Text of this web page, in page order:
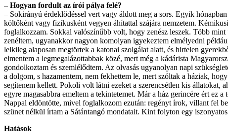
– Hogyan fordult az írói pálya felé?
– Sokirányú érdeklődéssel vert vagy áldott meg a sors. Egyik
költőként vagy fizikusként vegyen áhítattal szájára nemzetem.
foglalkozzam. Sokkal valószínűbb volt, hogy zenész leszek. Több mint
zenéltem, ugyanakkor nagyon komolyan igyekeztem elmélyedni
lelkileg alaposan megtörtek a katonai szolgálat alatt, és hirtelen
elmentem a legmegalázottabbak közé, mert még a kádárista
gondolkoztam és szemlélődtem. Az olvasás ugyanolyan napi
a dolgom, s hazamentem, nem fekhettem le, mert szóltak a háziak,
segítenem kellett. Pokoli volt látni ezeket a szerencsétlen kis állatokat,
egyre magasabbra emeltem a tekintetemet. Már a ház gerincére ért ez
Nappal eldöntötte, mivel foglalkozom ezután: regényt írok, villant fel
szünet nélkül írtam a Sátántangó mondatait. Kint folyton egy
Hatások